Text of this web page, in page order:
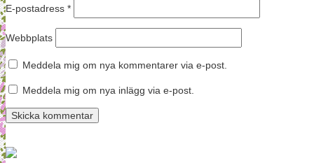
E-postadress *
Webbplats
Meddela mig om nya kommentarer via e-post.
Meddela mig om nya inlägg via e-post.